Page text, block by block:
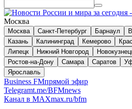
Москва
Москва Санкт-Петербург Барнаул
Казань
Калининград Кемерово
Липецк
Нижний Новгород
Ростов-на-Дону
Самара Саратов
Ярославль
Business FMпрямой эфир
Telegramt.me/BFMnews
Канал в MAXmax.ru/bfm